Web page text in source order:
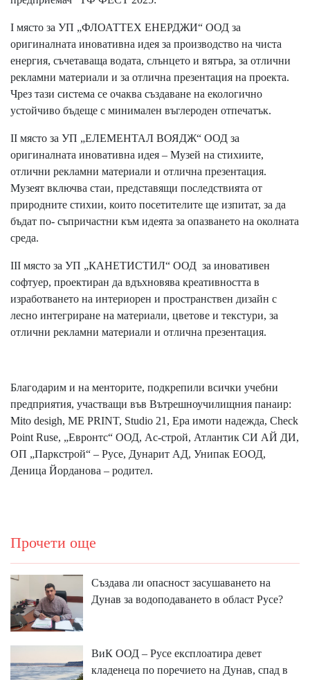
I място за УП „ФЛОАТТЕХ ЕНЕРДЖИ“ ООД за
оригиналната иновативна идея за производство на чиста
енергия, съчетаваща водата, слънцето и вятъра, за отлични
рекламни материали и за отлична презентация на проекта.
Чрез тази система се очаква създаване на екологично
устойчиво бъдеще с минимален въглероден отпечатък.
II място за УП „ЕЛЕМЕНТАЛ ВОЯДЖ“ ООД за
оригиналната иновативна идея – Музей на стихиите,
отлични рекламни материали и отлична презентация.
Музеят включва стаи, представящи последствията от
природните стихии, които посетителите ще изпитат, за да
бъдат по- съпричастни към идеята за опазването на околната
среда.
III място за УП „КАНЕТИСТИЛ“ ООД за иновативен
софтуер, проектиран да вдъхновява креативността в
изработването на интериорен и пространствен дизайн с
лесно интегриране на материали, цветове и текстури, за
отлични рекламни материали и отлична презентация.
Благодарим и на менторите, подкрепили всички учебни
предприятия, участващи във Вътрешноучилищния панаир:
Mito desigh, MЕ PRINT, Studio 21, Ера имоти надежда, Check
Point Ruse, „Евронтс“ ООД, Ас-строй, Атлантик СИ АЙ ДИ,
ОП „Паркстрой“ – Русе, Дунарит АД, Унипак ЕООД,
Деница Йорданова – родител.
Прочети още
Създава ли опасност засушаването на
Дунав за водоподаването в област Русе?
ВиК ООД – Русе експлоатира девет
кладенеца по поречието на Дунав, спад в